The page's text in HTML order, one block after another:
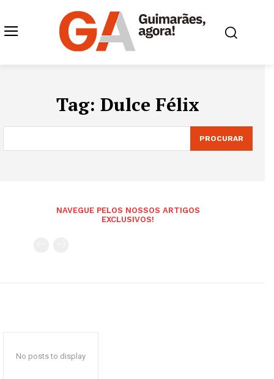
Tag: Dulce Félix
PROCURAR
NAVEGUE PELOS NOSSOS ARTIGOS
EXCLUSIVOS!
No posts to display